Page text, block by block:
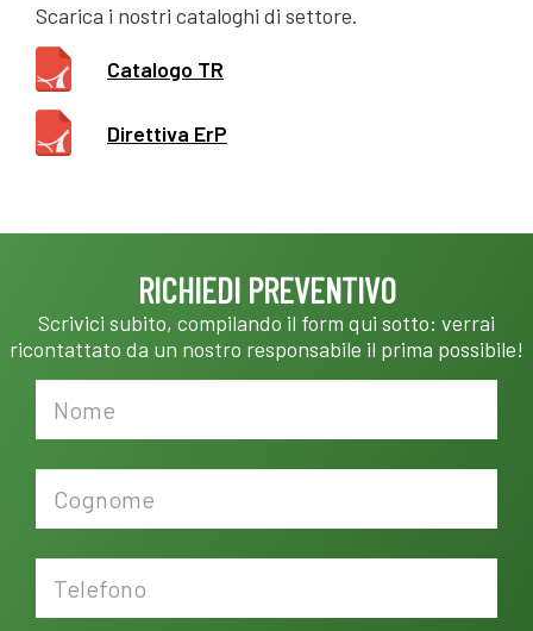
Scarica i nostri cataloghi di settore.
Catalogo TR
Direttiva ErP
RICHIEDI PREVENTIVO
Scrivici subito, compilando il form qui sotto: verrai
ricontattato da un nostro responsabile il prima possibile!